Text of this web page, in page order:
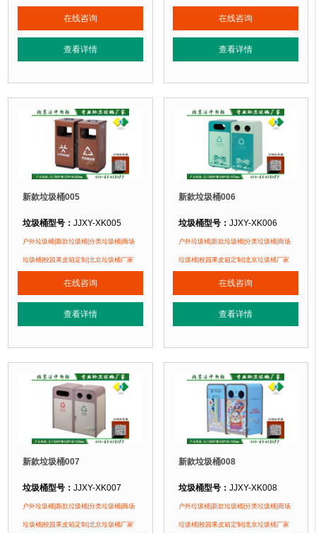
垃圾桶特点：1、全桶采用镀锌板，塑粉喷塑工艺使用寿命更长久。2、箱体
正在使用该垃圾桶的部分客户：
苏州某小区、顺义某别墅区、北京某小区....
在线咨询
查看详情
垃圾桶特点：1、全桶采用镀锌板，
正在使用该垃圾桶的部分客户：
苏州某小区、顺义某别墅区、北京某
在线咨询
查看详情
新款垃圾桶005
垃圾桶型号：JJXY-XK005
垃圾桶规格：长780mm 宽370mm 高820mm
垃圾桶材质：钢板材质木纹转印
垃圾桶特点：1、全桶采用镀锌板，塑粉喷塑工艺使用寿命更长久。2、箱体
正在使用该垃圾桶的部分客户：
苏州某小区、顺义某别墅区、北京某小区....
户外垃圾桶|新款垃圾桶|分类垃圾桶|商场
垃圾桶|校园果皮箱定制|北京垃圾桶厂家
在线咨询
查看详情
新款垃圾桶006
垃圾桶型号： JJXY-XK006
垃圾桶规格：长1080mm 宽540mm
垃圾桶材质：钢板喷塑
垃圾桶特点：1、全桶采用镀锌板，
正在使用该垃圾桶的部分客户：
苏州某小区、顺义某别墅区、北京某
户外垃圾桶|新款垃圾桶|分类垃圾桶|商场
垃圾桶|校园果皮箱定制|北京垃圾桶厂家
在线咨询
查看详情
新款垃圾桶007
垃圾桶型号：JJXY-XK007
垃圾桶规格：长1200mm 宽530mm 高1030mm
垃圾桶材质：钢板喷塑
户外垃圾桶|新款垃圾桶|分类垃圾桶|商场
垃圾桶|校园果皮箱定制|北京垃圾桶厂家
新款垃圾桶008
垃圾桶型号： JJXY-XK008
垃圾桶规格：长1200mm 宽530mm
垃圾桶材质：钢板喷塑
户外垃圾桶|新款垃圾桶|分类垃圾桶|商场
垃圾桶|校园果皮箱定制|北京垃圾桶厂家